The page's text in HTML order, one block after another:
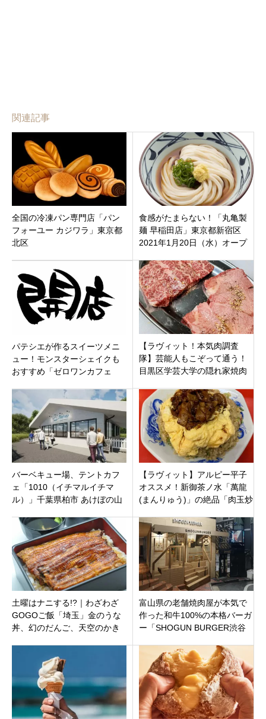
関連記事
全国の冷凍パン専門店「パン
フォーユー カジワラ」東京都
北区
食感がたまらない！「丸亀製
麺 早稲田店」東京都新宿区
2021年1月20日（水）オープ
パテシエが作るスイーツメニ
ュー！モンスターシェイクも
おすすめ「ゼロワンカフェ
【ラヴィット！本気肉調査
隊】芸能人もこぞって通う！
目黒区学芸大学の隠れ家焼肉
る。予約困難予備軍
バーベキュー場、テントカフ
ェ「1010（イチマルイチマ
ル）」千葉県柏市 あけぼの山
（金）オープン
【ラヴィット】アルピー平子
オススメ！新御茶ノ水「萬龍
(まんりゅう)」の絶品「肉玉炒
神田駿河台】
土曜はナニする!?｜わざわざ
GOGOご飯「埼玉」金のうな
丼、幻のだんご、天空のかき
富山県の老舗焼肉屋が本気で
作った和牛100%の本格バーガ
ー「SHOGUN BURGER渋谷